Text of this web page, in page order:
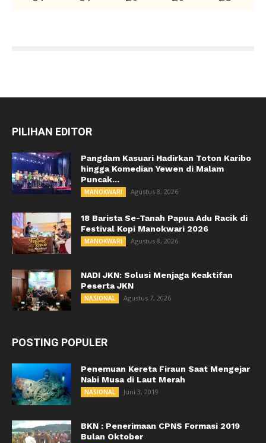
PILIHAN EDITOR
Pangdam Kasuari Hadirkan Toton Karibo
hingga Komedian Yewen di Malam
Puncak...
MANOKWARI Agustus 8, 2026
18 Barista Se-Tanah Papua Adu Racik di
Festival Kopi Manokwari 2026
MANOKWARI Agustus 8, 2026
NADI JKN: Solusi Menjaga Keaktifan
Peserta JKN
NASIONAL Agustus 7, 2026
POSTING POPULER
Penemuan Kereta Firaun Saat Mengejar
Nabi Musa di Laut Merah
NASIONAL Juni 3, 2019
BKN : Penerimaan CPNS Formasi 2019
Bulan Oktober